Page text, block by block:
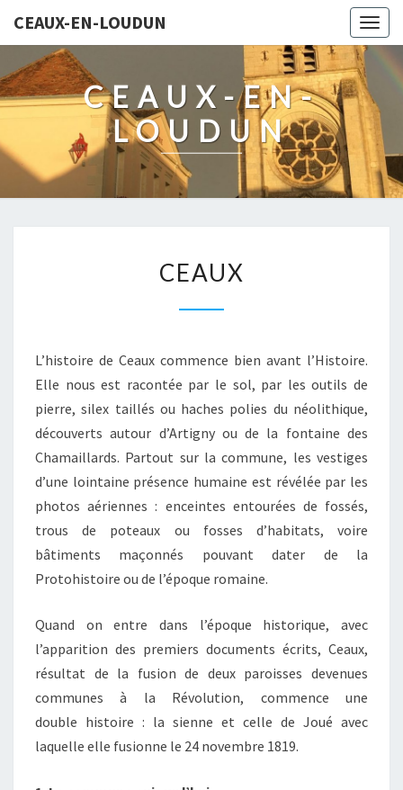
CEAUX-EN-LOUDUN
CEAUX-EN-
LOUDUN
CEAUX
L’histoire de Ceaux commence bien avant l’Histoire.
Elle nous est racontée par le sol, par les outils de
pierre, silex taillés ou haches polies du néolithique,
découverts autour d’Artigny ou de la fontaine des
Chamaillards. Partout sur la commune, les vestiges
d’une lointaine présence humaine est révélée par les
photos aériennes : enceintes entourées de fossés,
trous de poteaux ou fosses d’habitats, voire
bâtiments maçonnés pouvant dater de la
Protohistoire ou de l’époque romaine.
Quand on entre dans l’époque historique, avec
l’apparition des premiers documents écrits, Ceaux,
résultat de la fusion de deux paroisses devenues
communes à la Révolution, commence une
double histoire : la sienne et celle de Joué avec
laquelle elle fusionne le 24 novembre 1819.